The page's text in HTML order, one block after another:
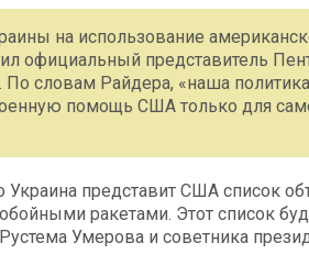
на использование
официальный представитель
словам Райдерa, «наша
помощь США только для
представит США список
ракетами. Этот список
Умерова и советника